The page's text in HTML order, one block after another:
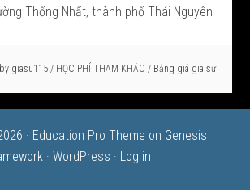
Thống Nhất, thành phố Thái Nguyên
giasu115 / HỌC PHÍ THAM KHẢO / Bảng giá gia sư
· Education Pro Theme on Genesis
· WordPress · Log in